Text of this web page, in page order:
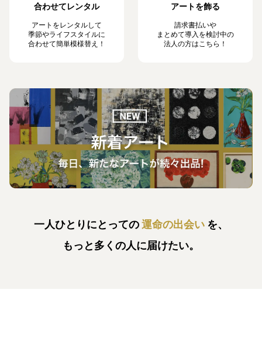
合わせてレンタル
アートをレンタルして
季節やライフスタイルに
合わせて簡単模様替え！
アートを飾る
請求書払いや
まとめて導入を検討中の
法人の方はこちら！
一人ひとりにとっての運命の出会い を、
もっと多くの人に届けたい。